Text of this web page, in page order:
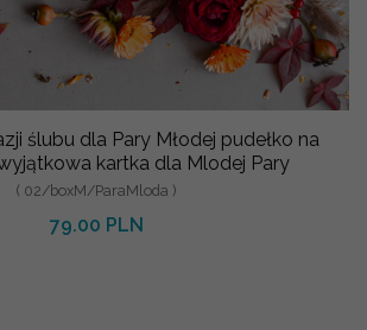
ślubu dla Pary Młodej pudełko na
kartka dla Mlodej Pary
( 02/boxM/ParaMloda )
79.00 PLN